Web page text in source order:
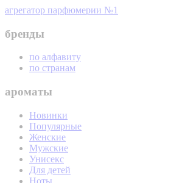
агрегатор парфюмерии №1
бренды
по алфавиту
по странам
ароматы
Новинки
Популярные
Женские
Мужские
Унисекс
Для детей
Ноты